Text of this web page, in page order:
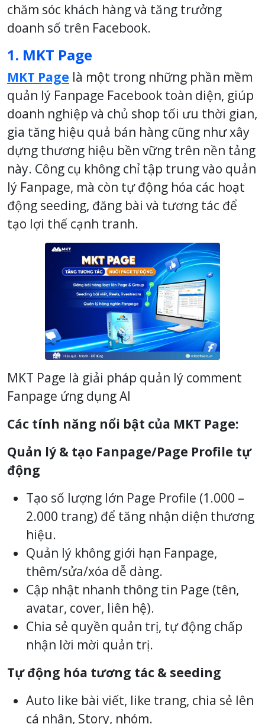
chăm sóc khách hàng và tăng trưởng
doanh số trên Facebook.
1. MKT Page
MKT Page là một trong những phần mềm
quản lý Fanpage Facebook toàn diện, giúp
doanh nghiệp và chủ shop tối ưu thời gian,
gia tăng hiệu quả bán hàng cũng như xây
dựng thương hiệu bền vững trên nền tảng
này. Công cụ không chỉ tập trung vào quản
lý Fanpage, mà còn tự động hóa các hoạt
động seeding, đăng bài và tương tác để
tạo lợi thế cạnh tranh.
MKT Page là giải pháp quản lý comment
Fanpage ứng dụng AI
Các tính năng nổi bật của MKT Page:
Quản lý & tạo Fanpage/Page Profile tự
động
Tạo số lượng lớn Page Profile (1.000 –
2.000 trang) để tăng nhận diện thương
hiệu.
Quản lý không giới hạn Fanpage,
thêm/sửa/xóa dễ dàng.
Cập nhật nhanh thông tin Page (tên,
avatar, cover, liên hệ).
Chia sẻ quyền quản trị, tự động chấp
nhận lời mời quản trị.
Tự động hóa tương tác & seeding
Auto like bài viết, like trang, chia sẻ lên
cá nhân, Story, nhóm.